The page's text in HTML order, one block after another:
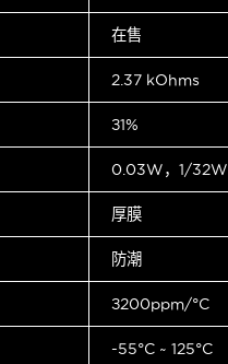
在售
2.37 kOhms
±1%
0.03W，1/32W
厚膜
防潮
±200ppm/°C
-55°C ~ 125°C